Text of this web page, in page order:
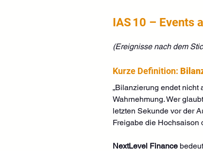
IAS 10 – Events
(Ereignisse nach dem
Kurze Definition:
„Bilanzierung endet nicht
Wahrnehmung. Wer
letzten Sekunde vor der
Freigabe die Hochsaison
NextLevel Finance